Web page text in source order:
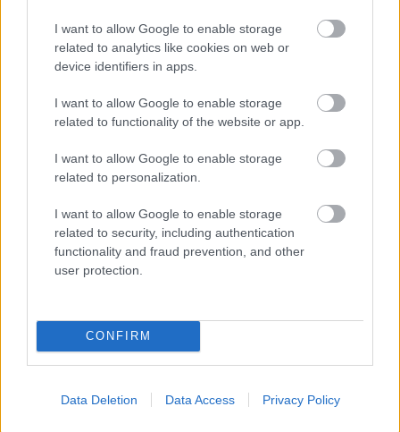
I want to allow Google to enable storage
related to analytics like cookies on web or
device identifiers in apps.
I want to allow Google to enable storage
related to functionality of the website or app.
I want to allow Google to enable storage
related to personalization.
I want to allow Google to enable storage
related to security, including authentication
functionality and fraud prevention, and other
user protection.
CONFIRM
Data Deletion Data Access Privacy Policy
(Fotó: Yamasa.org)